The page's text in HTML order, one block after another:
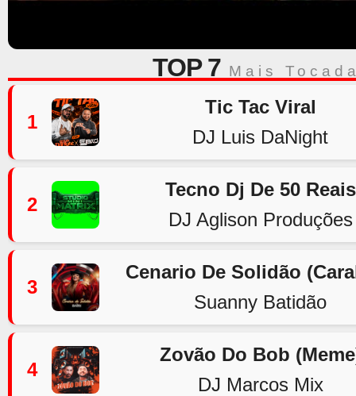
TOP 7 Mais
1
Tic Tac Viral
DJ Luis DaNight
2
Tecno Dj De 50 Reais
DJ Aglison Produções
3
Cenario De Solidão
Suanny Batidão
4
Zovão Do Bob
DJ Marcos Mix